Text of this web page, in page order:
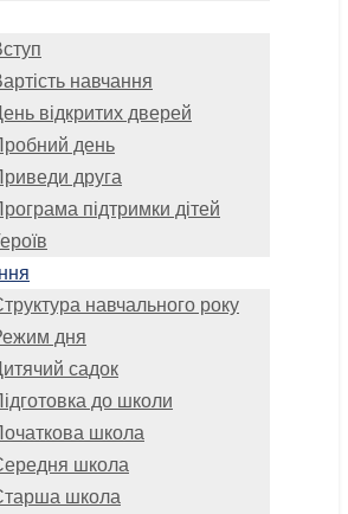
навчання
відкритих дверей
день
друга
підтримки дітей
навчального року
дня
садок
до школи
школа
школа
школа